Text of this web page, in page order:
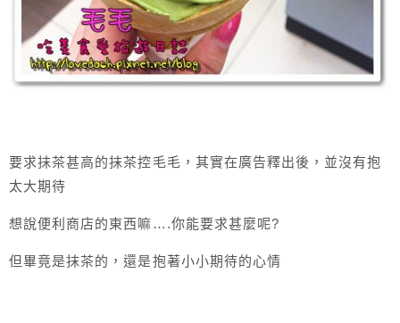
要求抹茶甚高的抹茶控毛毛，其實在廣告釋出後，並沒有抱
太大期待
想說便利商店的東西嘛….你能要求甚麼呢?
但畢竟是抹茶的，還是抱著小小期待的心情